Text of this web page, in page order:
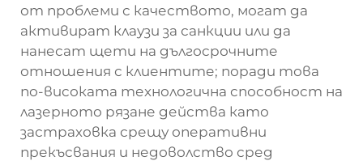
от проблеми с качеството, могат да
активират клаузи за санкции или да
нанесат щети на дългосрочните
отношения с клиентите; поради това
по-високата технологична способност на
лазерното рязане действа като
застраховка срещу оперативни
прекъсвания и недоволство сред